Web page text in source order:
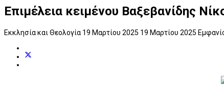
Επιμέλεια κειμένου Βαξεβανίδης
Εκκλησία και Θεολογία 19 Μαρτίου 2025 19 Μαρτίου 2025